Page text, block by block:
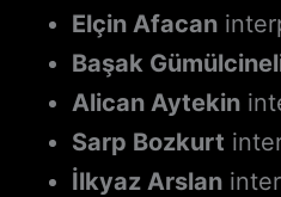
Elçin Afacan
Başak
Alican Aytekin
Sarp Bozkurt
İlkyaz Arslan